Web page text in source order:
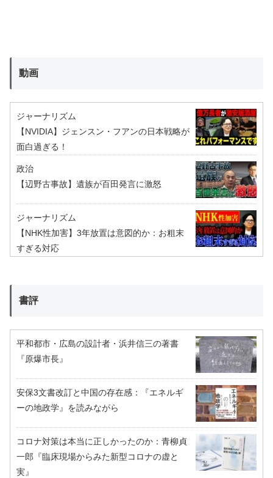
動画
ジャーナリズム
【NVIDIA】ジェンスン・フアンの日本戦略が
面白過ぎる！
政治
【辺野古事故】遺族が百田発言に激怒
ジャーナリズム
【NHK性加害】3年放置は意図的か：お粗末
すぎる対応
書評
平和都市・広島の設計者・浜井信三の著書
『原爆市長』
安保3文書改訂と中国の存在感：『エネルギ
ーの地政学』を読みながら
コロナ対策は本当に正しかったのか：青柳貞
一郎『臨床現場からみた新型コロナの虚と
実』